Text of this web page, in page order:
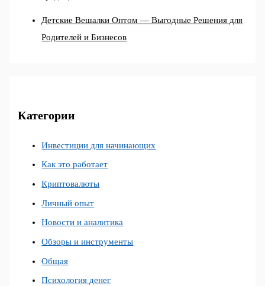
Детские Вешалки Оптом — Выгодные Решения для
Родителей и Бизнесов
Категории
Инвестиции для начинающих
Как это работает
Криптовалюты
Личный опыт
Новости и аналитика
Обзоры и инструменты
Общая
Психология денег